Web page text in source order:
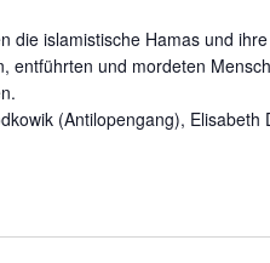
die islamistische Hamas und
entführten und mordeten
(Antilopengang),